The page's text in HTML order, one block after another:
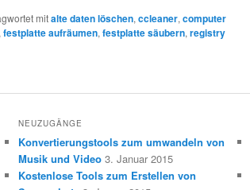
mitalte daten löschen, ccleaner, computer
festplatte aufräumen, festplatte säubern, registry
NEUZUGÄNGE
Konvertierungstools zum umwandeln von
Musik und Video 3. Januar 2015
Kostenlose Tools zum Erstellen von